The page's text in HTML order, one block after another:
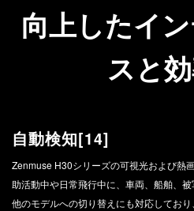
向上したイ
スと
自動検知[14]
Zenmuse H30シリーズの可視光および熱
助活動中や日常飛行中に、車両、船舶、被
他のモデルへの切り替えにも対応してお